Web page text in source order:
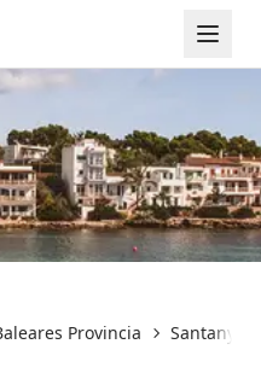
Provincia Santanyí